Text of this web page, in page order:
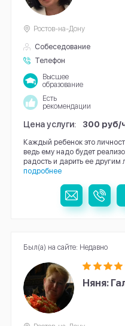
Собеседование
Телефон
Ростов-на-Дону
Высшее
образование
Есть
рекомендации
Цена услуги: 300 руб/
Каждый ребенок это
ведь ему надо будет
радость и дарить ее
подробнее
Няня:
Был(а) на сайте: Недавно